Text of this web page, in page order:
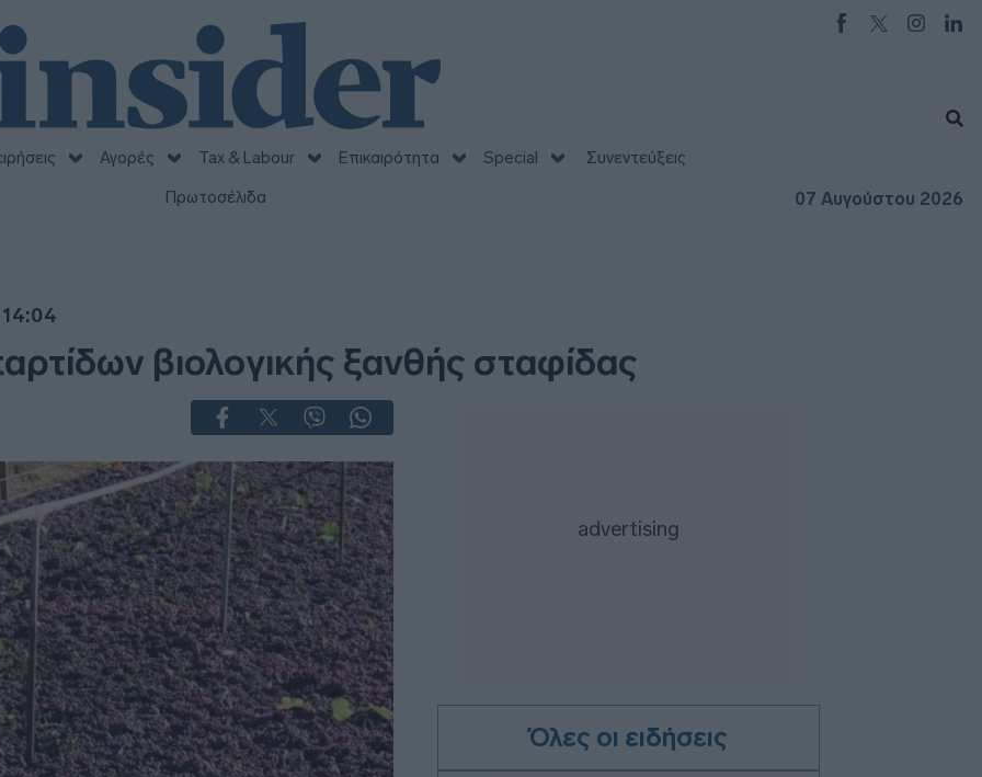
Αγορές Tax & Labour Επικαιρότητα Special
Συνεντεύξεις
Πρωτοσέλιδα
07 Αυγούστου 2026
βιολογικής ξανθής σταφίδας
Όλες οι ειδήσεις